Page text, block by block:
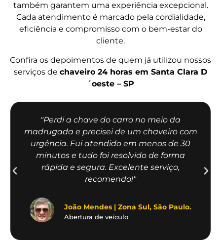
também garantem uma experiência excepcional.
Cada atendimento é marcado pela cordialidade,
eficiência e compromisso com o bem-estar do
cliente.
Confira os depoimentos de quem já utilizou nossos
serviços de chaveiro 24 horas em Santa Clara D
´oeste – SP
"Perdi a chave do carro no meio da
madrugada e precisei de um chaveiro com
urgência. Fui atendido em menos de 30
minutos e tudo foi resolvido de forma
rápida e segura. Excelente serviço,
recomendo!"
João Mendes | Zona Sul, São Paulo.
Abertura de veículo